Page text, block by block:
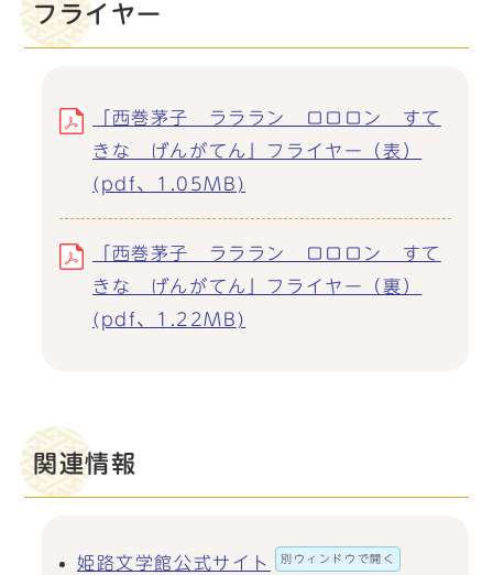
フライヤー
「西巻茅子 ラララン ロロロン すて
きな げんがてん」フライヤー（表）
(pdf、1.05MB)
「西巻茅子 ラララン ロロロン すて
きな げんがてん」フライヤー（裏）
(pdf、1.22MB)
関連情報
姫路文学館公式サイト 別ウィンドウで開く